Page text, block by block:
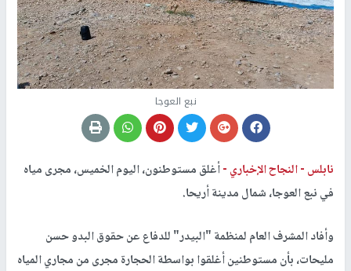
نبع العوجا
نابلس -النجاح الإخباري -أغلق مستوطنون، اليوم الخميس، مجرى مياه
في نبع العوجا، شمال مدينة أريحا.
وأفاد المشرف العام لمنظمة "البيدر" للدفاع عن حقوق البدو حسن
مليحات، بأن مستوطنين أغلقوا بواسطة الحجارة مجرى من مجاري المياه